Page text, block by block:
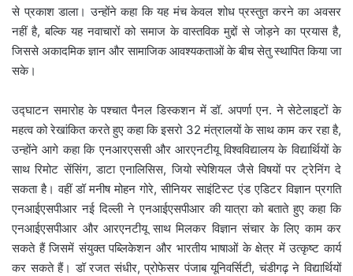
से प्रकाश डाला। उन्होंने कहा कि यह मंच केवल शोध प्रस्तुत करने का अवसर
नहीं है, बल्कि यह नवाचारों को समाज के वास्तविक मुद्दों से जोड़ने का प्रयास है,
जिससे अकादमिक ज्ञान और सामाजिक आवश्यकताओं के बीच सेतु स्थापित किया जा
सके।
उद्घाटन समारोह के पश्चात पैनल डिस्कशन में डॉ. अपर्णा एन. ने सेटेलाइटों के
महत्व को रेखांकित करते हुए कहा कि इसरो 32 मंत्रालयों के साथ काम कर रहा है,
उन्होंने आगे कहा कि एनआरएससी और आरएनटीयू विश्वविद्यालय के विद्यार्थियों के
साथ रिमोट सेंसिंग, डाटा एनालिसिस, जियो स्पेशियल जैसे विषयों पर ट्रेनिंग दे
सकता है। वहीं डॉ मनीष मोहन गोरे, सीनियर साइंटिस्ट एंड एडिटर विज्ञान प्रगति
एनआईएसपीआर नई दिल्ली ने एनआईएसपीआर की यात्रा को बताते हुए कहा कि
एनआईएसपीआर और आरएनटीयू साथ मिलकर विज्ञान संचार के लिए काम कर
सकते हैं जिसमें संयुक्त पब्लिकेशन और भारतीय भाषाओं के क्षेत्र में उत्कृष्ट कार्य
कर सकते हैं। डॉ रजत संधीर, प्रोफेसर पंजाब यूनिवर्सिटी, चंडीगढ़ ने विद्यार्थियों